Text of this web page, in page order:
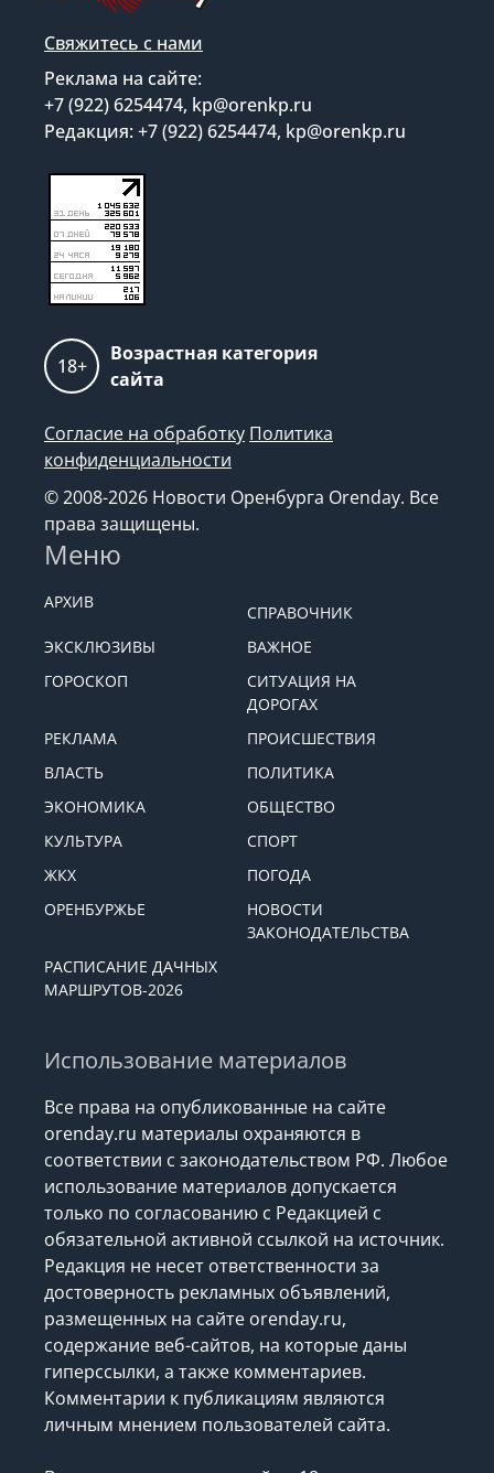
Свяжитесь с нами
Реклама на сайте:
+7 (922) 6254474, kp@orenkp.ru
Редакция: +7 (922) 6254474, kp@orenkp.ru
18+
Возрастная категория
сайта
Согласие на обработку Политика
конфиденциальности
© 2008-2026 Новости Оренбурга Orenday. Все
права защищены.
Меню
АРХИВ
СПРАВОЧНИК
ЭКСКЛЮЗИВЫ
ВАЖНОЕ
ГОРОСКОП
СИТУАЦИЯ НА
ДОРОГАХ
РЕКЛАМА
ПРОИСШЕСТВИЯ
ВЛАСТЬ
ПОЛИТИКА
ЭКОНОМИКА
ОБЩЕСТВО
КУЛЬТУРА
СПОРТ
ЖКХ
ПОГОДА
ОРЕНБУРЖЬЕ
НОВОСТИ
ЗАКОНОДАТЕЛЬСТВА
РАСПИСАНИЕ ДАЧНЫХ
МАРШРУТОВ-2026
Использование материалов
Все права на опубликованные на сайте
orenday.ru материалы охраняются в
соответствии с законодательством РФ. Любое
использование материалов допускается
только по согласованию с Редакцией с
обязательной активной ссылкой на источник.
Редакция не несет ответственности за
достоверность рекламных объявлений,
размещенных на сайте orenday.ru,
содержание веб-сайтов, на которые даны
гиперссылки, а также комментариев.
Комментарии к публикациям являются
личным мнением пользователей сайта.